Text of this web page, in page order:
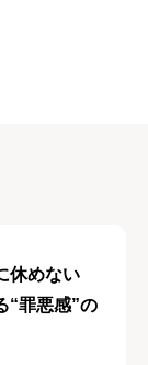
休めない
“罪悪感”の